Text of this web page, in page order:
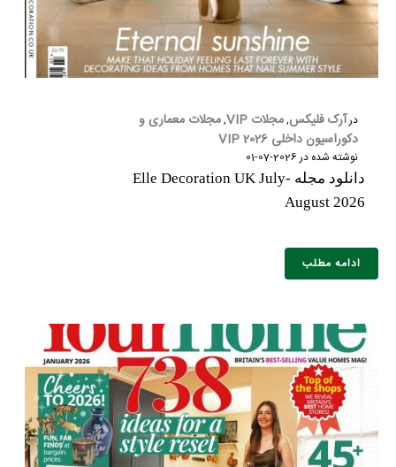
درآرک فلیکس,مجلات VIP ,مجلات معماری و
دکوراسیون داخلی 2026 VIP
نوشته شده در2026-07-01
دانلود مجله Elle Decoration UK July-
August 2026
ادامه مطلب